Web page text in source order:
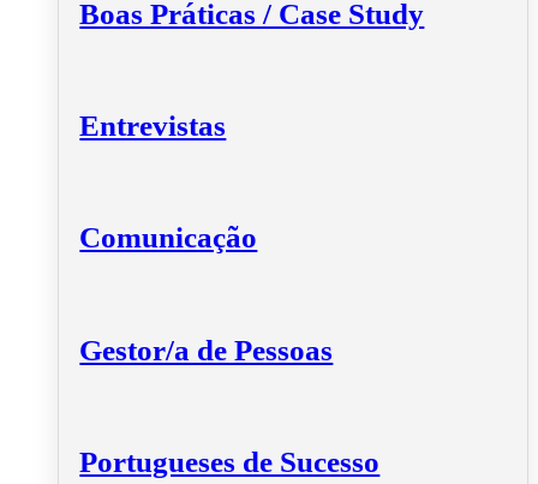
Boas Práticas / Case Study
Entrevistas
Comunicação
Gestor/a de Pessoas
Portugueses de Sucesso